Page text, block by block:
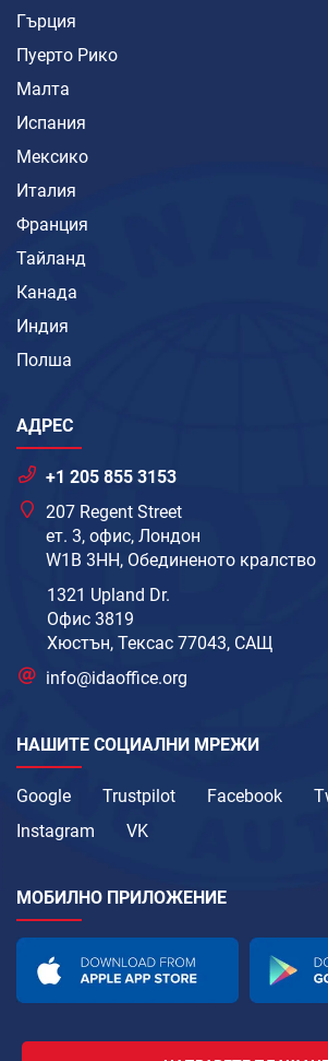
Гърция
Пуерто Рико
Малта
Испания
Мексико
Италия
Франция
Тайланд
Канада
Индия
Полша
АДРЕС
+1 205 855 3153
207 Regent Street
ет. 3, офис, Лондон
W1B 3HH, Обединеното кралство
1321 Upland Dr.
Офис 3819
Хюстън, Тексас 77043, САЩ
info@idaoffice.org
НАШИТЕ СОЦИАЛНИ МРЕЖИ
Google Trustpilot Facebook
Instagram
VK
МОБИЛНО ПРИЛОЖЕНИЕ